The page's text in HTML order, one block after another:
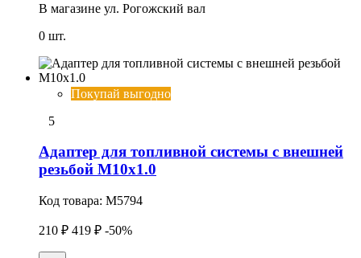
В магазине ул. Рогожский вал
0 шт.
Покупай выгодно
5
Адаптер для топливной системы с внешней
резьбой М10х1.0
Код товара: M5794
210 ₽ 419 ₽ -50%